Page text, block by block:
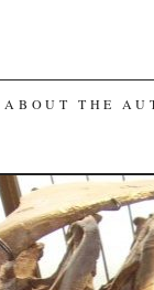
ABOUT THE